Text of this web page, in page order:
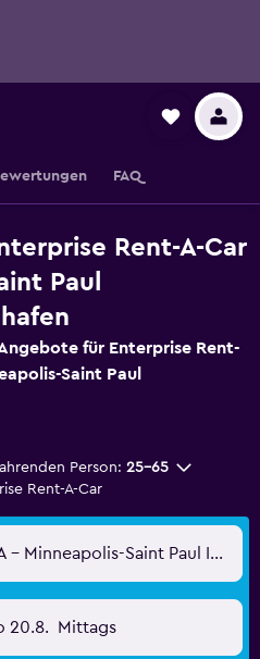
FAQ
Rent-A-Car
Paul
für Enterprise Rent-
Saint Paul
Person: 25-65
Rent-A-Car
Minneapolis, MN, USA - Minneapolis-Saint Paul International (MSP)
20.8. Mittags